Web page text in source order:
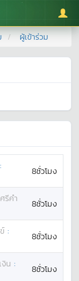
ผู้เข้าร่วม
:
8ชั่วโมง
รีคำ
8ชั่วโมง
:
8ชั่วโมง
งิน :
8ชั่วโมง